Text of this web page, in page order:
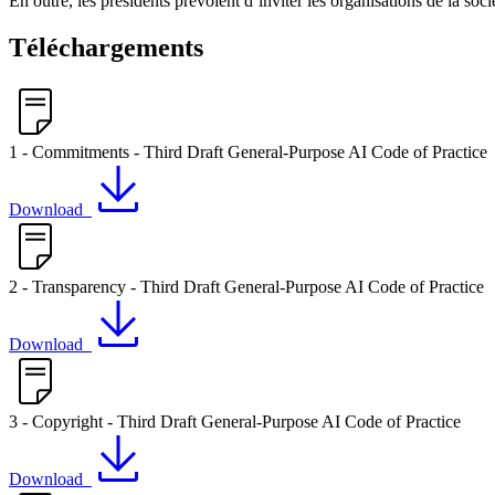
Téléchargements
1 - Commitments - Third Draft General-Purpose AI Code of Practice
Download
2 - Transparency - Third Draft General-Purpose AI Code of Practice
Download
3 - Copyright - Third Draft General-Purpose AI Code of Practice
Download